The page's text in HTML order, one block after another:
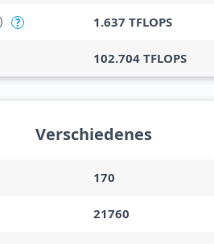
? 1.637 TFLOPS
102.704 TFLOPS
Verschiedenes
170
21760